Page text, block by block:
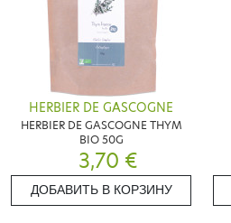
HERBIER DE GASCOGNE
HERBIER DE GASCOGNE THYM
BIO 50G
3,70 €
ДОБАВИТЬ В КОРЗИНУ